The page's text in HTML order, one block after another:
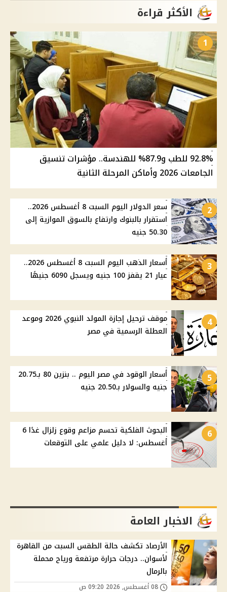
الأكثر قراءة
1
92.8% للطب و87.9% للهندسة.. مؤشرات تنسيق
الجامعات 2026 وأماكن المرحلة الثانية
2
سعر الدولار اليوم السبت 8 أغسطس 2026..
استقرار بالبنوك وارتفاع بالسوق الموازية إلى
50.30 جنيه
3
أسعار الذهب اليوم السبت 8 أغسطس 2026..
عيار 21 يقفز 100 جنيه ويسجل 6090 جنيهًا
4
موقف ترحيل إجازة المولد النبوي 2026 وموعد
العطلة الرسمية في مصر
5
أسعار الوقود في مصر اليوم .. بنزين 80 بـ20.75
جنيه والسولار بـ20.50 جنيه
6
البحوث الفلكية تحسم مزاعم وقوع زلزال غدًا 6
أغسطس: لا دليل علمي على التوقعات
الاخبار العامة
الأرصاد تكشف حالة الطقس السبت من القاهرة
لأسوان.. درجات حرارة مرتفعة ورياح محملة
بالرمال